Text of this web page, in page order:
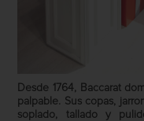
Desde 1764, Baccarat
palpable. Sus copas,
soplado, tallado y